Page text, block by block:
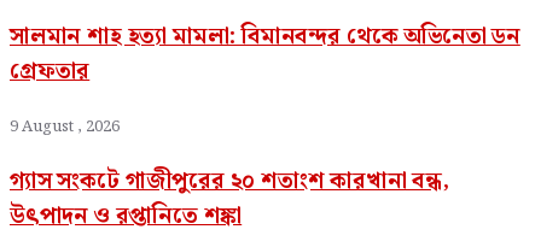
সালমান শাহ হত্যা মামলা: বিমানবন্দর থেকে অভিনেতা ডন
গ্রেফতার
9 August , 2026
গ্যাস সংকটে গাজীপুরের ২০ শতাংশ কারখানা বন্ধ,
উৎপাদন ও রপ্তানিতে শঙ্কা